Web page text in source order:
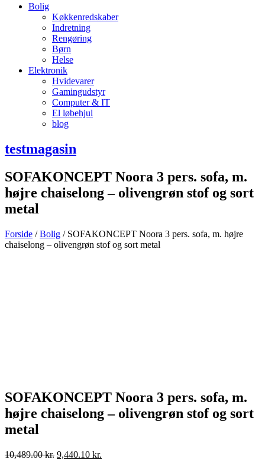
Bolig
Køkkenredskaber
Indretning
Rengøring
Børn
Helse
Elektronik
Hvidevarer
Gamingudstyr
Computer & IT
El løbehjul
blog
testmagasin
SOFAKONCEPT Noora 3 pers. sofa, m.
højre chaiselong – olivengrøn stof og sort
metal
Forside /Bolig / SOFAKONCEPT Noora 3 pers. sofa, m. højre
chaiselong – olivengrøn stof og sort metal
SOFAKONCEPT Noora 3 pers. sofa, m.
højre chaiselong – olivengrøn stof og sort
metal
10,489.00kr. Den
9,440.10 kr.